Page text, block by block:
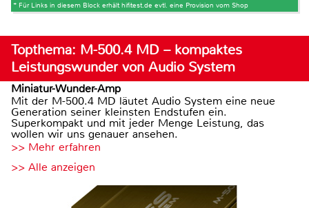
* Für Links in diesem Block erhält hifitest.de evtl. eine Provision vom Shop
Topthema: M-500.4 MD – kompaktes
Leistungswunder von Audio System
Miniatur-Wunder-Amp
Mit der M-500.4 MD läutet Audio System eine neue
Generation seiner kleinsten Endstufen ein.
Superkompakt und mit jeder Menge Leistung, das
wollen wir uns genauer ansehen.
>> Mehr erfahren
>> Alle anzeigen